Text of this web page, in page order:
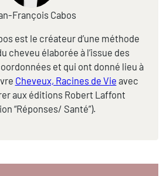
François Cabos
est le créateur d’une méthode
cheveu élaborée à l’issue des
et qui ont donné lieu à
Cheveux, Racines de Vie avec
aux éditions Robert Laffont
“Réponses/ Santé”).